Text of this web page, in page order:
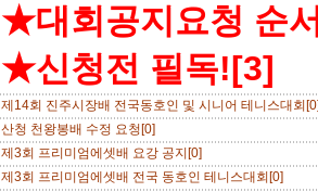
★대회공지요청 순
★신청전 필독![3]
제14회 진주시장배 전국동호인 및 시니어 테니스대회[0]
산청 천왕봉배 수정 요청[0]
제3회 프리미엄에셋배 요강 공지[0]
제3회 프리미엄에셋배 전국 동호인 테니스대회[0]